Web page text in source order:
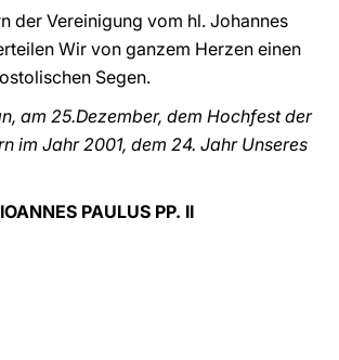
der Vereinigung vom hl. Johannes
Wir von ganzem Herzen einen
Segen.
am 25.Dezember, dem Hochfest der
im Jahr 2001, dem 24. Jahr Unseres
IOANNES PAULUS PP. II